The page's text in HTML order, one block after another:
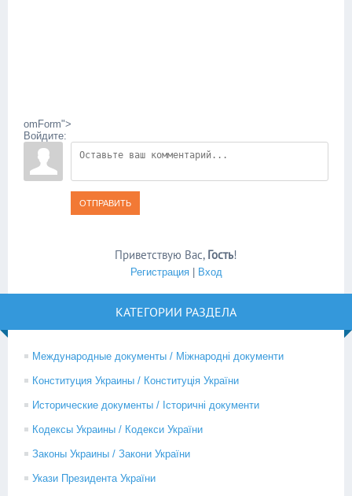
omForm">
Войдите:
ОТПРАВИТЬ
Приветствую Вас, Гость!
Регистрация| Вход
КАТЕГОРИИ РАЗДЕЛА
Международные документы / Міжнародні документи
Конституция Украины / Конституція України
Исторические документы / Історичні документи
Кодексы Украины / Кодекси України
Законы Украины / Закони України
Укази Президента України